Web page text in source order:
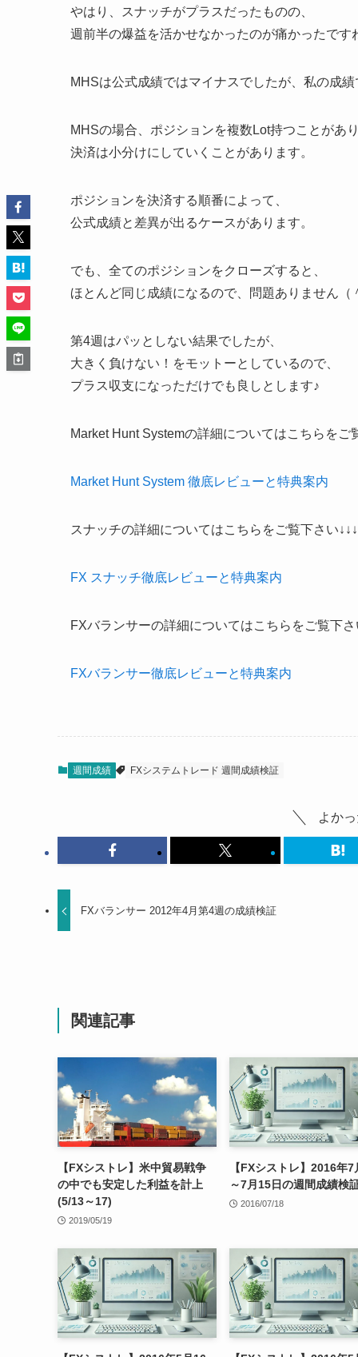
やはり、スナッチがプラスだったものの、
週前半の爆益を活かせなかったのが痛かったです
MHSは公式成績ではマイナスでしたが、私の成績
MHSの場合、ポジションを複数Lot持つことがあり
決済は小分けにしていくことがあります。
ポジションを決済する順番によって、
公式成績と差異が出るケースがあります。
でも、全てのポジションをクローズすると、
ほとんど同じ成績になるので、問題ありません（
第4週はパッとしない結果でしたが、
大きく負けない！をモットーとしているので、
プラス収支になっただけでも良しとします♪
Market Hunt Systemの詳細についてはこちらをご
Market Hunt System 徹底レビューと特典案内
スナッチの詳細についてはこちらをご覧下さい↓↓↓
FX スナッチ徹底レビューと特典案内
FXバランサーの詳細についてはこちらをご覧下さ
FXバランサー徹底レビューと特典案内
週間成績 FXシステムトレード 週間成績検証
よか
FXバランサー 2012年4月第4週の成績検証
関連記事
【FXシストレ】米中貿易戦争
の中でも安定した利益を計上
(5/13～17)
2019/05/19
【FXシストレ】2016年7
～7月15日の週間成績検
2016/07/18